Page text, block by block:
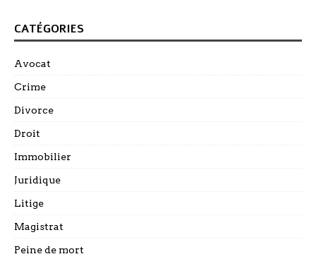
CATÉGORIES
Avocat
Crime
Divorce
Droit
Immobilier
Juridique
Litige
Magistrat
Peine de mort